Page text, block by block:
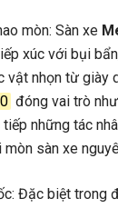
mòn: Sàn xe
xúc với bụi
vật nhọn từ giày
đóng vai trò
những tác
sàn xe
Đặc biệt trong